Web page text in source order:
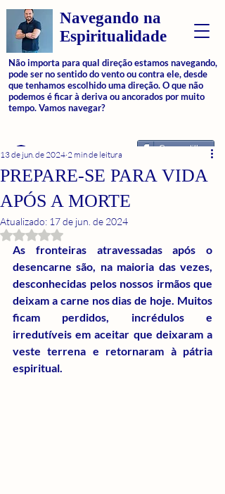
Navegando na
Espiritualidade
Não importa para qual direção estamos navegando,
pode ser no sentido do vento ou contra ele, desde
que tenhamos escolhido uma direção. O que não
podemos é ficar à deriva ou ancorados por muito
tempo. Vamos navegar?
Login Compartilhar
PREPARE-SE PARA VIDA
APÓS A MORTE
13 de jun. de 2024 2 min de leitura
Atualizado: 17 de jun. de 2024
Avaliado com NaN de 5 estrelas.
As fronteiras atravessadas após o
desencarne são, na maioria das vezes,
desconhecidas pelos nossos irmãos que
deixam a carne nos dias de hoje. Muitos
ficam perdidos, incrédulos e
irredutíveis em aceitar que deixaram a
veste terrena e retornaram à pátria
espiritual.